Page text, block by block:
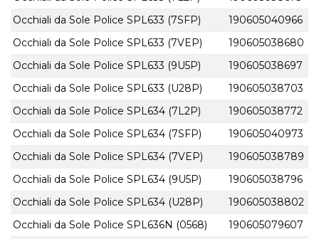
Occhiali da Sole Police SPL633 (7SFP)
190605040966
Occhiali da Sole Police SPL633 (7VEP)
190605038680
Occhiali da Sole Police SPL633 (9U5P)
190605038697
Occhiali da Sole Police SPL633 (U28P)
190605038703
Occhiali da Sole Police SPL634 (7L2P)
190605038772
Occhiali da Sole Police SPL634 (7SFP)
190605040973
Occhiali da Sole Police SPL634 (7VEP)
190605038789
Occhiali da Sole Police SPL634 (9U5P)
190605038796
Occhiali da Sole Police SPL634 (U28P)
190605038802
Occhiali da Sole Police SPL636N (0568)
190605079607